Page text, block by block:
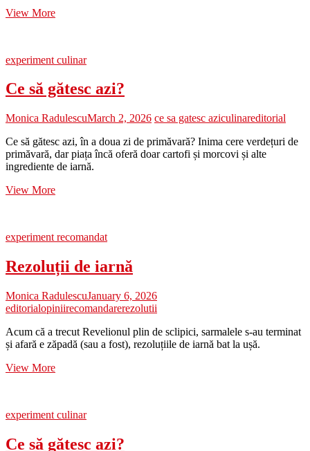
View MoreRezoluții
experiment culinar
Ce să gătesc azi?
Monica RadulescuMarch 2, 2026 ce sa gatesc aziculinareditorial
Ce să gătesc azi, în a doua zi de primăvară? Inima cere verdețuri de
primăvară, dar piața încă oferă doar cartofi și morcovi și alte
ingrediente de iarnă.
View MoreCe
experiment recomandat
Rezoluții de iarnă
Monica RadulescuJanuary 6, 2026
editorialopiniirecomandarerezolutii
Acum că a trecut Revelionul plin de sclipici, sarmalele s-au terminat
și afară e zăpadă (sau a fost), rezoluțiile de iarnă bat la ușă.
View MoreRezoluții
experiment culinar
Ce să gătesc azi?